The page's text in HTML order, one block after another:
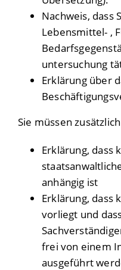
Nachweis, dass
Lebensmittel- ,
untersuchung
Erklärung über
Sie müssen
Erklärung, dass
anhängig ist
Erklärung, dass
vorliegt und
frei von einem
ausgeführt